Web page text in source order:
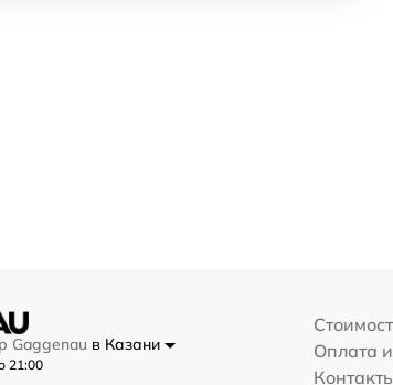
Gaggenau в Казани
21:00
Оплата